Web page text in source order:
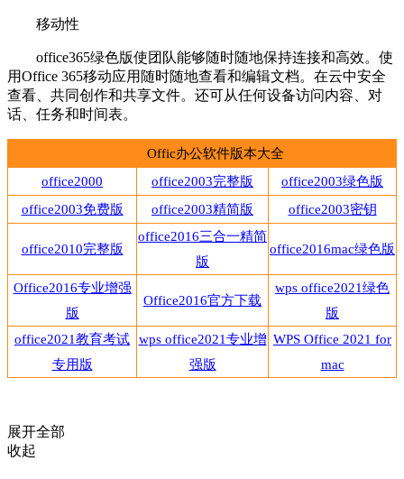
移动性
office365绿色版使团队能够随时随地保持连接和高效。使
用Office 365移动应用随时随地查看和编辑文档。在云中安全
查看、共同创作和共享文件。还可从任何设备访问内容、对
话、任务和时间表。
Offic办公软件版本大全
office2000
office2003完整版
office2003绿色版
office2003免费版
office2003精简版 office2003密钥
office2010完整版
office2016三合一精简
版
office2016mac绿色版
Office2016专业增强
版
Office2016官方下载
wps office2021绿色
版
office2021教育考试
专用版
wps office2021专业增
强版
WPS Office 2021 for
mac
展开全部
收起